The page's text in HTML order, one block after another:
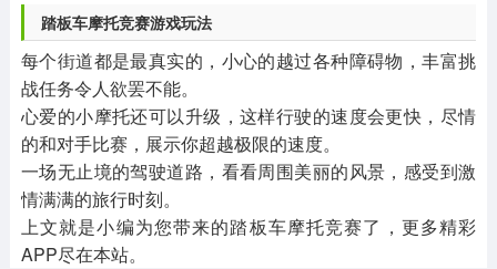
踏板车摩托竞赛游戏玩法
每个街道都是最真实的，小心的越过各种障碍物，丰富挑
战任务令人欲罢不能。
心爱的小摩托还可以升级，这样行驶的速度会更快，尽情
的和对手比赛，展示你超越极限的速度。
一场无止境的驾驶道路，看看周围美丽的风景，感受到激
情满满的旅行时刻。
上文就是小编为您带来的踏板车摩托竞赛了，更多精彩
APP尽在本站。